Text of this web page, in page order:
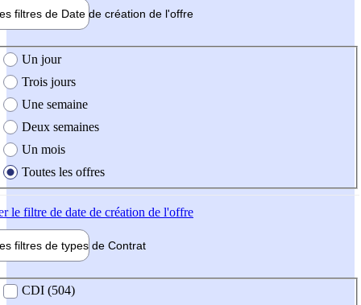
filtres de Date de création de l'offre
création de l'offre
Un jour
Trois jours
Une semaine
Deux semaines
Un mois
Toutes les offres
le filtre de date de création de l'offre
filtres de types de Contrat
contrat
CDI (504)